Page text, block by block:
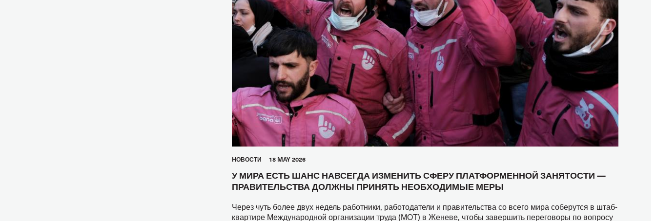
HОВОСТИ 18 MAY 2026
У МИРА ЕСТЬ ШАНС НАВСЕГДА ИЗМЕНИТЬ СФЕРУ ПЛАТФОРМЕННОЙ ЗАНЯТОСТИ —
ПРАВИТЕЛЬСТВА ДОЛЖНЫ ПРИНЯТЬ НЕОБХОДИМЫЕ МЕРЫ
Через чуть более двух недель работники, работодатели и правительства со всего мира соберутся в штаб-
квартире Международной организации труда (МОТ) в Женеве, чтобы завершить переговоры по вопросу